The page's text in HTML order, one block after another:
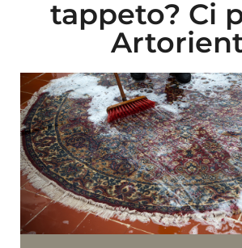
tappeto? Ci